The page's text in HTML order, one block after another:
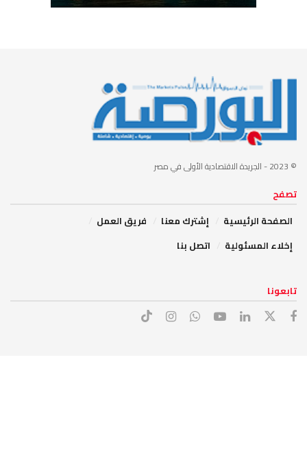
© 2023 - الجريدة الاقتصادية الأولى في مصر
تصفح
الصفحة الرئيسية
إشترك معنا
فريق العمل
إخلاء المسئولية
اتصل بنا
تابعونا